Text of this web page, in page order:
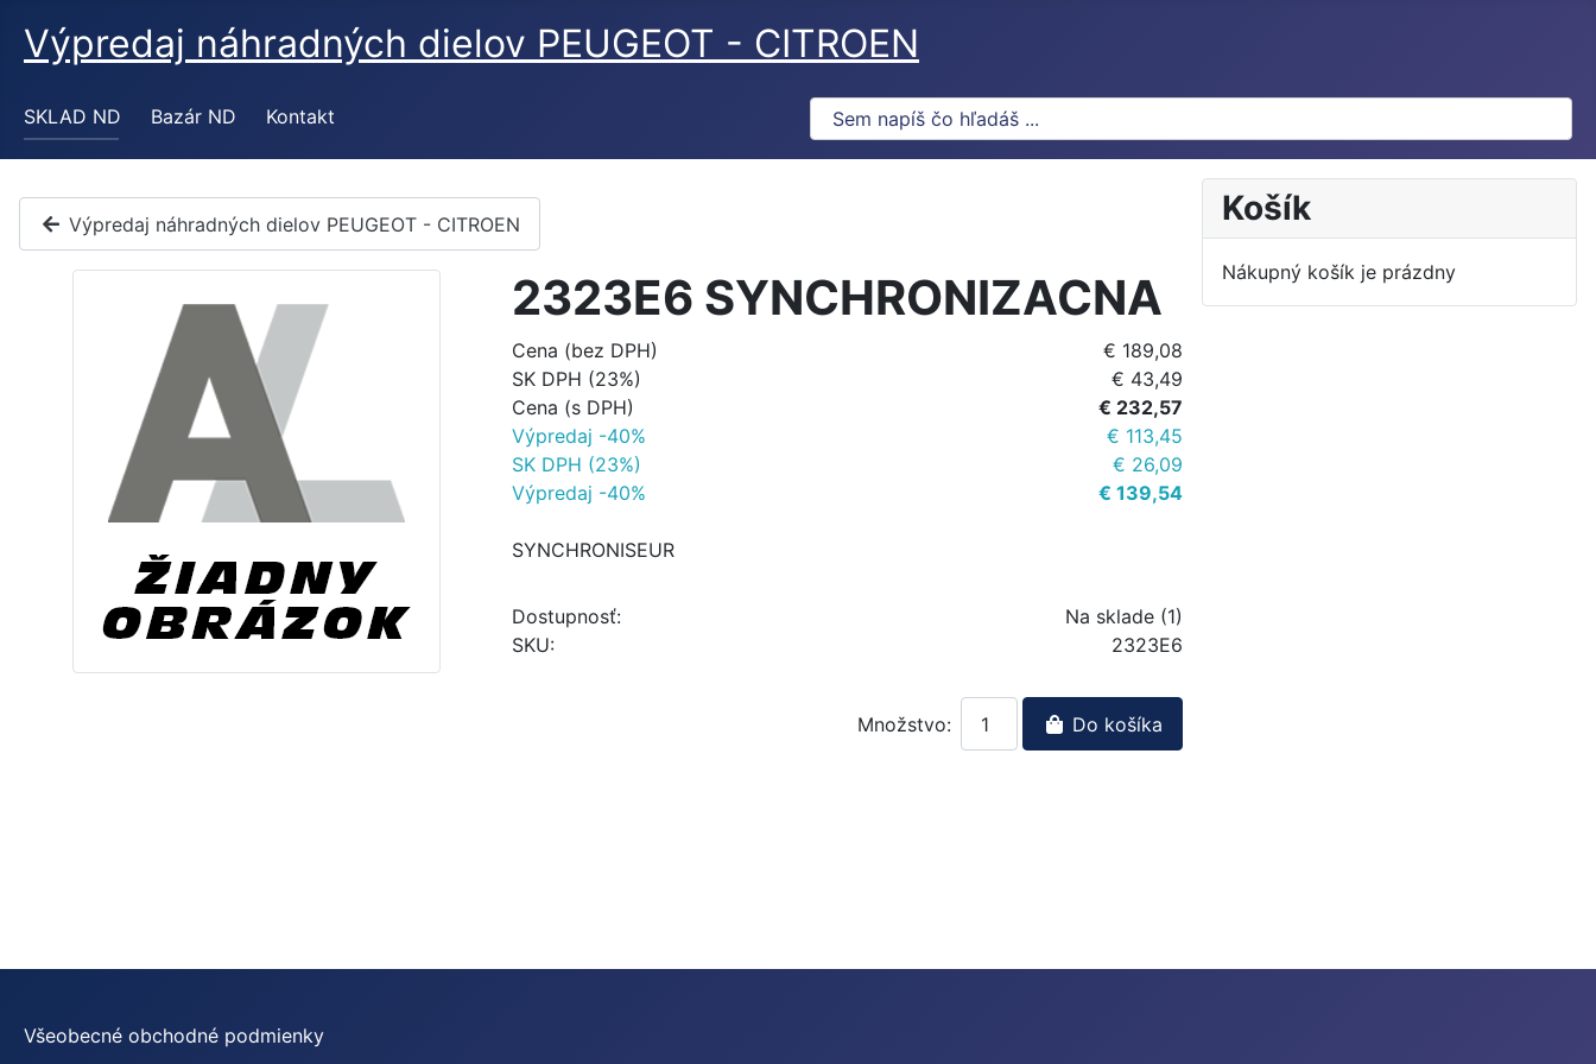
Výpredaj náhradných dielov PEUGEOT - CITROEN
SKLAD ND Bazár ND Kontakt
Výpredaj náhradných dielov PEUGEOT - CITROEN
2323E6 SYNCHRONIZACNA
Cena (bez DPH)
€ 189,08
SK DPH (23%)
€ 43,49
Cena (s DPH)
€ 232,57
Výpredaj -40%
€ 113,45
SK DPH (23%)
€ 26,09
Výpredaj -40%
€ 139,54
SYNCHRONISEUR
Dostupnosť:
Na sklade (1)
SKU:
2323E6
Množstvo: Do košíka
Košík
Nákupný košík je prázdny
Všeobecné obchodné podmienky